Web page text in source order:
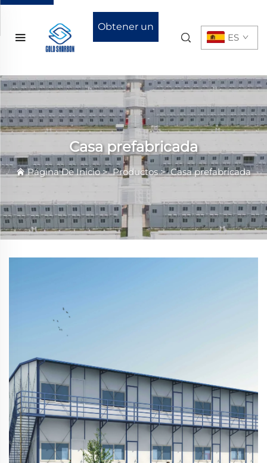
Obtener un
ES
Casa prefabricada
Página De Inicio>Productos>Casa prefabricada